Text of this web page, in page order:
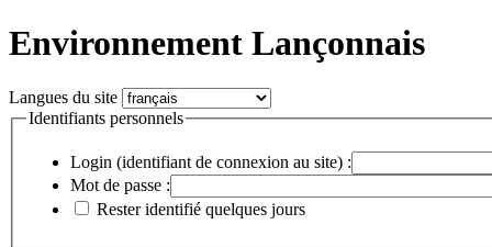
Environnement Lançonnais
Langues du site
Identifiants personnels
Login (identifiant de connexion au site) :
Mot de passe :
Rester identifié quelques jours